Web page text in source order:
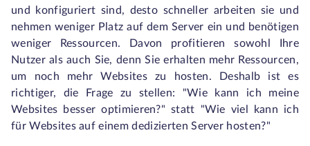
und konfiguriert sind, desto schneller arbeiten sie und
nehmen weniger Platz auf dem Server ein und benötigen
weniger Ressourcen. Davon profitieren sowohl Ihre
Nutzer als auch Sie, denn Sie erhalten mehr Ressourcen,
um noch mehr Websites zu hosten. Deshalb ist es
richtiger, die Frage zu stellen: "Wie kann ich meine
Websites besser optimieren?" statt "Wie viel kann ich
für Websites auf einem dedizierten Server hosten?"